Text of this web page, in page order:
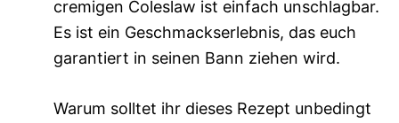
cremigen Coleslaw ist einfach unschlagbar.
Es ist ein Geschmackserlebnis, das euch
garantiert in seinen Bann ziehen wird.
Warum solltet ihr dieses Rezept unbedingt